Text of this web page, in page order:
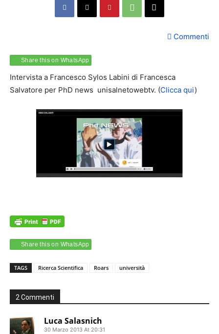
Commenti
Share this on WhatsApp
Intervista a Francesco Sylos Labini di Francesca
Salvatore per PhD news unisalnetowebtv. (Clicca qui)
Share this on WhatsApp
TAGS Ricerca Scientifica Roars università
2 Commenti
Luca Salasnich
30 Marzo 2013 At 20:31